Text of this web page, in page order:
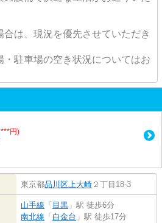
は、現況を優先させていただき
駐車場の空き状況についてはお
円)
東京都品川区上大崎 ２丁目18-3
山手線 「 目黒 」駅 徒歩6分
南北線 「 白金台 」駅 徒歩17分